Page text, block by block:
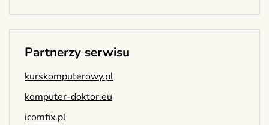
Partnerzy serwisu
kurskomputerowy.pl
komputer-doktor.eu
icomfix.pl